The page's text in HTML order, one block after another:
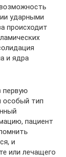
ударными
происходит
и ядра
первую
особый тип
пациент
и
или лечащего